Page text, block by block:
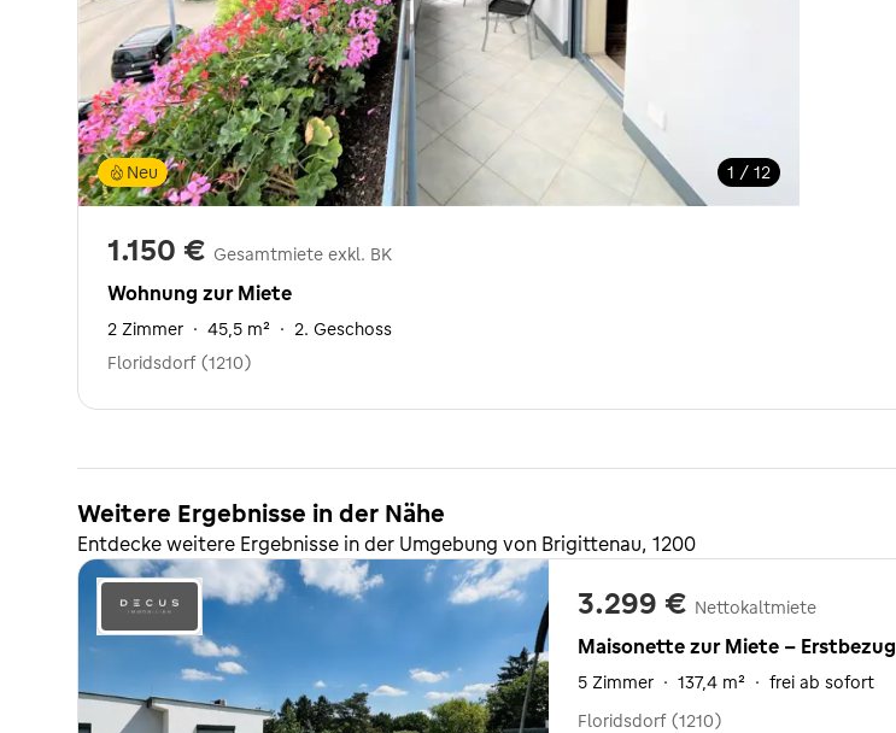
1 / 12
Neu
1.150 € Gesamtmiete exkl. BK
Wohnung zur Miete
2 Zimmer · 45,5 m² · 2. Geschoss
Floridsdorf (1210)
Weitere Ergebnisse in der Nähe
Entdecke weitere Ergebnisse in der Umgebung von Brigittenau, 1200
3.299 € Nettokaltmiete
Maisonette zur Miete - Erstbezug
5 Zimmer · 137,4 m² · frei ab sofort
Floridsdorf (1210)